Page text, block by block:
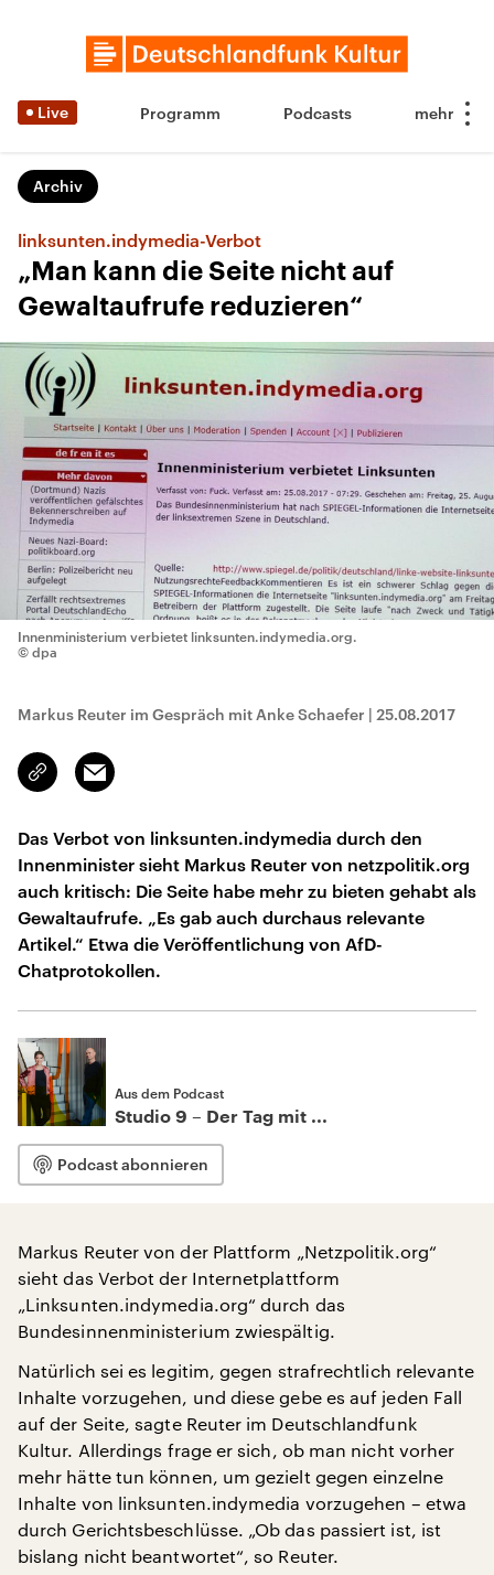
Live Programm Podcasts
Archiv
linksunten.indymedia-Verbot
„Man kann die Seite nicht auf
Gewaltaufrufe reduzieren“
Innenministerium verbietet linksunten.indymedia.org.
© dpa
Markus Reuter im Gespräch mit Anke Schaefer | 25.08.2017
Link
kopieren/teilen
Email
Das Verbot von linksunten.indymedia durch den
Innenminister sieht Markus Reuter von netzpolitik.org
auch kritisch: Die Seite habe mehr zu bieten gehabt als
Gewaltaufrufe. „Es gab auch durchaus relevante
Artikel.“ Etwa die Veröffentlichung von AfD-
Chatprotokollen.
Aus dem Podcast
Studio 9 – Der Tag mit ...
Podcast abonnieren
Markus Reuter von der Plattform „Netzpolitik.org“
sieht das Verbot der Internetplattform
„Linksunten.indymedia.org“ durch das
Bundesinnenministerium zwiespältig.
Natürlich sei es legitim, gegen strafrechtlich relevante
Inhalte vorzugehen, und diese gebe es auf jeden Fall
auf der Seite, sagte Reuter im Deutschlandfunk
Kultur. Allerdings frage er sich, ob man nicht vorher
mehr hätte tun können, um gezielt gegen einzelne
Inhalte von linksunten.indymedia vorzugehen – etwa
durch Gerichtsbeschlüsse. „Ob das passiert ist, ist
bislang nicht beantwortet“, so Reuter.